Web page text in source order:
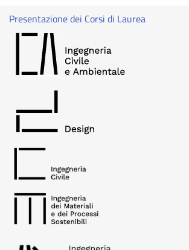
Presentazione dei Corsi di Laurea